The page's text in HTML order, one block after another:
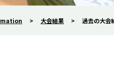
> 大会結果 > 過去の大会